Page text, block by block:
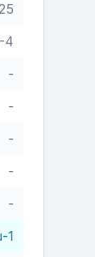
4
-
-
-
-
-
1